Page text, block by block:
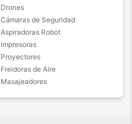
Drones
Cámaras de Seguridad
Aspiradoras Robot
Impresoras
Proyectores
Freidoras de Aire
Masajeadores